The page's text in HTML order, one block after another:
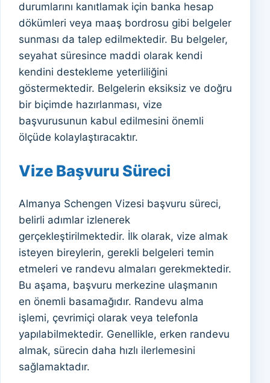
durumlarını kanıtlamak için banka hesap
dökümleri veya maaş bordrosu gibi belgeler
sunması da talep edilmektedir. Bu belgeler,
seyahat süresince maddi olarak kendi
kendini destekleme yeterliliğini
göstermektedir. Belgelerin eksiksiz ve doğru
bir biçimde hazırlanması, vize
başvurusunun kabul edilmesini önemli
ölçüde kolaylaştıracaktır.
Vize Başvuru Süreci
Almanya Schengen Vizesi başvuru süreci,
belirli adımlar izlenerek
gerçekleştirilmektedir. İlk olarak, vize almak
isteyen bireylerin, gerekli belgeleri temin
etmeleri ve randevu almaları gerekmektedir.
Bu aşama, başvuru merkezine ulaşmanın
en önemli basamağıdır. Randevu alma
işlemi, çevrimiçi olarak veya telefonla
yapılabilmektedir. Genellikle, erken randevu
almak, sürecin daha hızlı ilerlemesini
sağlamaktadır.